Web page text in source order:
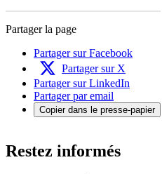
Partager la page
Partager sur Facebook
Partager sur X
Partager sur LinkedIn
Partager par email
Copier dans le presse-papier
Restez informés